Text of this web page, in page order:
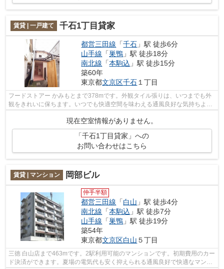
賃貸 | 一戸建て 千石1丁目貸家
都営三田線 「千石 」駅 徒歩6分
山手線 「巣鴨 」駅 徒歩18分
南北線 「本駒込 」駅 徒歩15分
築60年
東京都文京区千石 １丁目
フードストアー かみもとまで378mです。外観タイル張りは、いつまでも外
観をきれいに保ちます。いつでも快適空間を味わえる通風良好な気持ちよい
現在空室情報がありません。
「千石1丁目貸家」への
お問い合わせはこちら
賃貸 | マンション 岡部ビル
仲手半額
都営三田線 「白山 」駅 徒歩4分
南北線 「本駒込 」駅 徒歩7分
山手線 「巣鴨 」駅 徒歩19分
築54年
東京都文京区白山 ５丁目
三徳 白山店まで463mです。2駅利用可能のマンションです。初期費用のカー
ド決済ができます。夏場の電気代も安く抑えられる通風良好で快適なマンシ